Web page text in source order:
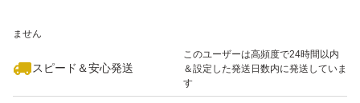
ません
スピード＆安心発送
このユーザーは高頻度で24時間以内
＆設定した発送日数内に発送していま
す